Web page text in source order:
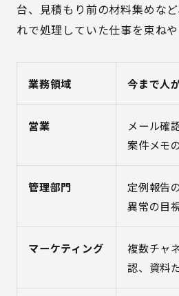
台、見積もり前の材料集めな
れで処理していた仕事を束ねや
業務領域 今まで人
営業
メール確
案件メモ
管理部門
定例報告
異常の目
マーケティング
複数チャ
認、資料